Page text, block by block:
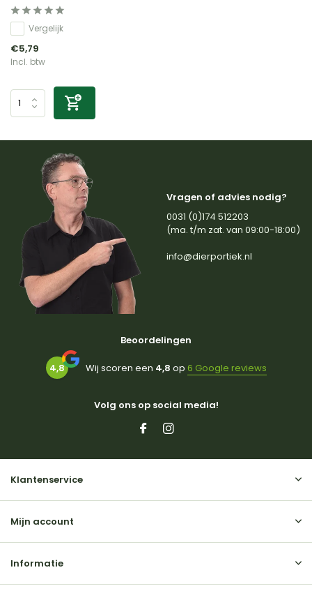
Vergelijk
€5,79
Incl. btw
Vragen of advies nodig?
0031 (0)174 512203
(ma. t/m zat. van 09:00-18:00)
info@dierportiek.nl
Beoordelingen
4,8 Wij scoren een 4,8 op 6 Google reviews
Volg ons op social media!
Klantenservice
Mijn account
Informatie